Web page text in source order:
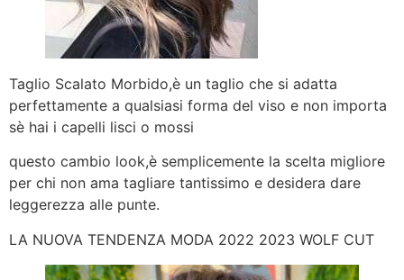
Taglio Scalato Morbido,è un taglio che si adatta
perfettamente a qualsiasi forma del viso e non importa
sè hai i capelli lisci o mossi
questo cambio look,è semplicemente la scelta migliore
per chi non ama tagliare tantissimo e desidera dare
leggerezza alle punte.
LA NUOVA TENDENZA MODA 2022 2023 WOLF CUT